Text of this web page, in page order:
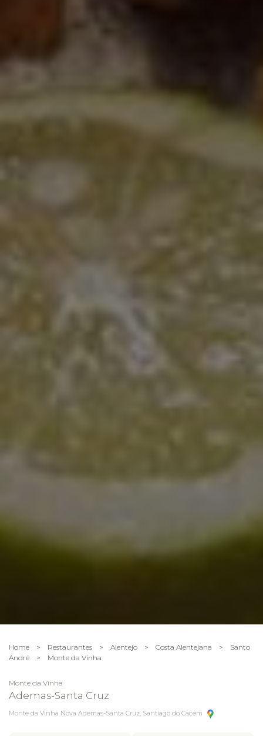
Home > Restaurantes > Alentejo > Costa Alentejana > Santo
André > Monte da Vinha
Monte da Vinha
Ademas-Santa Cruz
Monte da Vinha Nova Ademas-Santa Cruz, Santiago do Cacém